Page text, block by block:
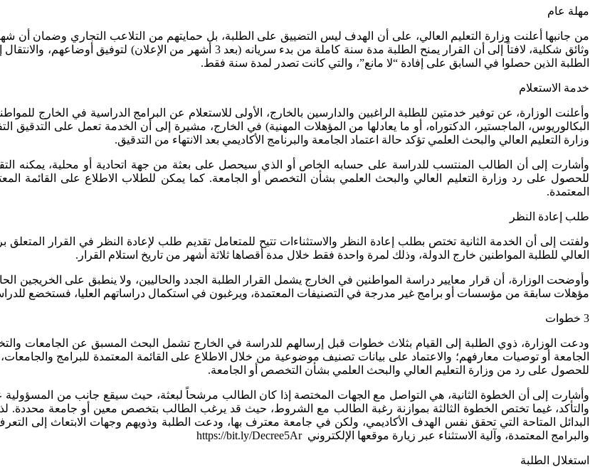
مهلة عام
من جانبها أعلنت وزارة التعليم العالي، على أن الهدف ليس التضييق على الطلبة، بل حمايتهم من التلاعب التجاري وضمان أن
وثائق شكلية، لافتاً إلى أن القرار يمنح الطلبة مدة سنة كاملة من بدء
الطلبة الذين حصلوا في السابق على إفادة “لا مانع”، والتي كانت تصدر لمدة سنة فقط.
خدمة الاستعلام
وأعلنت الوزارة، عن توفير خدمتين للطلبة الراغبين والدارسين بالخارج، الأولى للاستعلام عن البرامج الدراسية في الخارج
البكالوريوس، الماجستير، الدكتوراه، أو ما يعادلها من المؤهلات المهنية) في الخارج، مشيرة إلى أن الخدمة تعمل على
وزارة التعليم العالي والبحث العلمي تؤكد حالة اعتماد الجامعة والبرنامج الأكاديمي بعد الانتهاء من التدقيق.
وأشارت إلى أن الطالب المنتسب للدراسة على حسابه الخاص أو الذي سيحصل على بعثة من جهة اتحادية أو محلية، يمكنه
للحصول على رد وزارة التعليم العالي والبحث العلمي بشأن التخصص أو الجامعة. كما يمكن للطلاب الاطلاع على القائمة
المعتمدة.
طلب إعادة النظر
ولفتت إلى أن الخدمة الثانية تختص بطلب إعادة النظر والاستثناءات تتيح للمتعامل تقديم طلب لإعادة النظر في القرار
العالي للطلبة المواطنين خارج الدولة، وذلك لمرة واحدة فقط خلال مدة أقصاها ثلاثة أشهر من تاريخ استلام القرار.
وأوضحت الوزارة، أن قرار معايير دراسة المواطنين في الخارج يشمل القرار الطلبة الجدد والحاليين، ولا ينطبق على الخريجين
مؤهلات سابقة من مؤسسات أو برامج غير مدرجة في التصنيفات المعتمدة، ويرغبون في استكمال دراساتهم العليا، فستخضع
3 خطوات
ودعت الوزارة، ذوي الطلبة إلى القيام بثلاث خطوات قبل إرسالهم للدراسة في الخارج تشمل البحث المسبق عن الجامعات
الجامعة أو توصيات معارفهم؛ والاعتماد على بيانات تصنيف موضوعية من خلال الاطلاع على القائمة المعتمدة للبرامج
للحصول على رد من وزارة التعليم العالي والبحث العلمي بشأن التخصص أو الجامعة.
وأشارت إلى أن الخطوة الثانية، هي التواصل مع الجهات المختصة إذا كان الطالب مرشحاً لبعثة، حيث سيقع جانب من المسؤولية
والتأكد، غيما تختص الخطوة الثالثة بموازنة رغبة الطالب مع الشروط، حيث قد يرغب الطالب بتخصص معين أو جامعة محددة.
البدائل المتاحة التي تحقق نفس الهدف الأكاديمي، ولكن في جامعة معترف بها، ودعت الطلبة وذويهم وجهات الابتعاث إلى
والبرامج المعتمدة، وآلية الاستثناء عبر زيارة موقعها الإلكترونيhttps://bit.ly/Decree5Ar
استغلال الطلبة